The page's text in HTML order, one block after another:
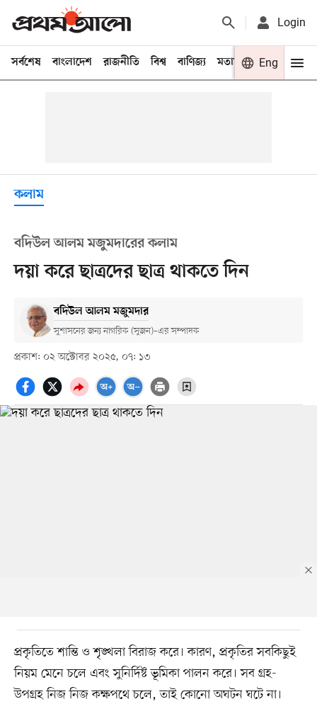
Login
সর্বশেষ বাংলাদেশ রাজনীতি বিশ্ব বাণিজ্য মতামত খেলা
Eng
কলাম
বদিউল আলম মজুমদারের কলাম
দয়া করে ছাত্রদের ছাত্র থাকতে দিন
বদিউল আলম মজুমদার
সুশাসনের জন্য নাগরিক (সুজন)–এর সম্পাদক
প্রকাশ: ০২ অক্টোবর ২০২৫, ০৭: ১৩
প্রকৃতিতে শান্তি ও শৃঙ্খলা বিরাজ করে। কারণ, প্রকৃতির সবকিছুই
নিয়ম মেনে চলে এবং সুনির্দিষ্ট ভূমিকা পালন করে। সব গ্রহ-
উপগ্রহ নিজ নিজ কক্ষপথে চলে, তাই কোনো অঘটন ঘটে না।